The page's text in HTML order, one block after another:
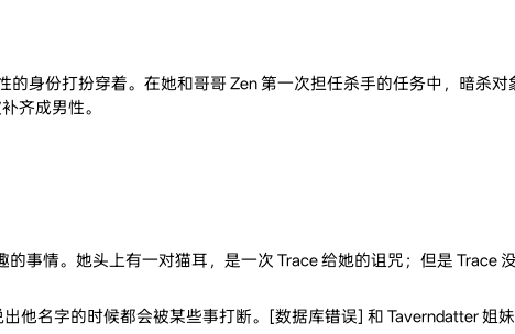
身份打扮穿着。在她和哥哥 Zen 第一次担任杀手的任务中，暗杀对
齐成男性。
事情。她头上有一对猫耳，是一次 Trace 给她的诅咒；但是 Trace
他名字的时候都会被某些事打断。[数据库错误] 和 Taverndatter 姐